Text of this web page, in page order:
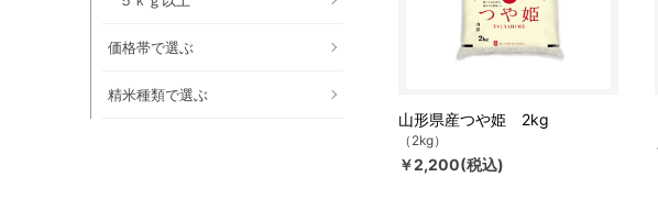
価格帯で選ぶ
精米種類で選ぶ
山形県産つや姫 2kg
（2kg）
￥2,200(税込)